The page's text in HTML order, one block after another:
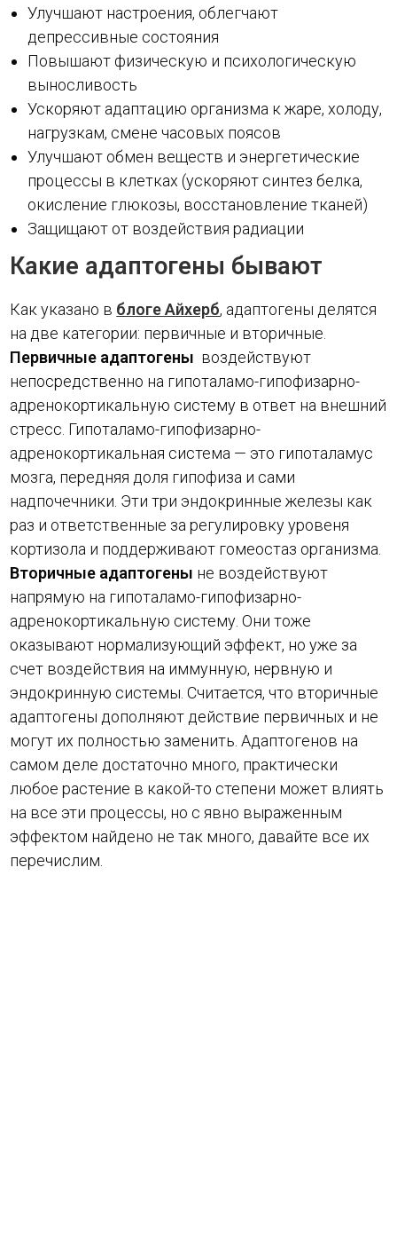
Улучшают настроения, облегчают
депрессивные состояния
Повышают физическую и психологическую
выносливость
Ускоряют адаптацию организма к жаре, холоду,
нагрузкам, смене часовых поясов
Улучшают обмен веществ и энергетические
процессы в клетках (ускоряют синтез белка,
окисление глюкозы, восстановление тканей)
Защищают от воздействия радиации
Какие адаптогены бывают
Как указано в блоге Айхерб, адаптогены делятся
на две категории: первичные и вторичные.
Первичные адаптогены воздействуют
непосредственно на гипоталамо-гипофизарно-
адренокортикальную систему в ответ на внешний
стресс. Гипоталамо-гипофизарно-
адренокортикальная система — это гипоталамус
мозга, передняя доля гипофиза и сами
надпочечники. Эти три эндокринные железы как
раз и ответственные за регулировку уровеня
кортизола и поддерживают гомеостаз организма.
Вторичные адаптогены не воздействуют
напрямую на гипоталамо-гипофизарно-
адренокортикальную систему. Они тоже
оказывают нормализующий эффект, но уже за
счет воздействия на иммунную, нервную и
эндокринную системы. Считается, что вторичные
адаптогены дополняют действие первичных и не
могут их полностью заменить. Адаптогенов на
самом деле достаточно много, практически
любое растение в какой-то степени может влиять
на все эти процессы, но с явно выраженным
эффектом найдено не так много, давайте все их
перечислим.